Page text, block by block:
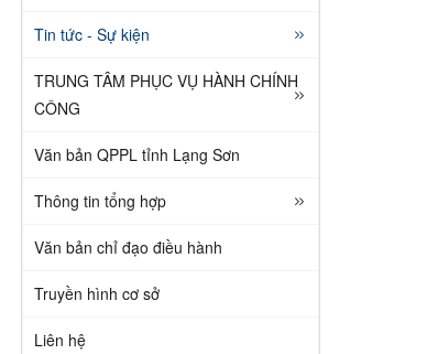
Tin tức - Sự kiện
TRUNG TÂM PHỤC VỤ HÀNH CHÍNH
CÔNG
Văn bản QPPL tỉnh Lạng Sơn
Thông tin tổng hợp
Văn bản chỉ đạo điều hành
Truyền hình cơ sở
Liên hệ